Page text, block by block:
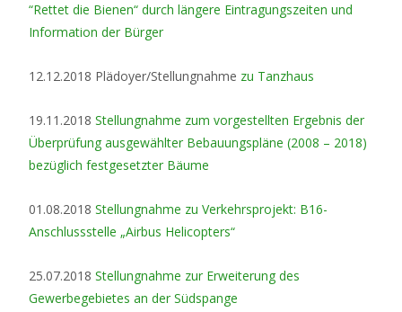
“Rettet die Bienen“ durch längere Eintragungszeiten und
Information der Bürger
12.12.2018 Plädoyer/Stellungnahme zu Tanzhaus
19.11.2018 Stellungnahme zum vorgestellten Ergebnis der
Überprüfung ausgewählter Bebauungspläne (2008 – 2018)
bezüglich festgesetzter Bäume
01.08.2018 Stellungnahme zu Verkehrsprojekt: B16-
Anschlussstelle „Airbus Helicopters“
25.07.2018 Stellungnahme zur Erweiterung des
Gewerbegebietes an der Südspange